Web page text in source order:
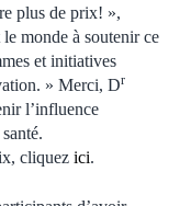
plus de prix! »,
monde à soutenir ce
et initiatives
» Merci, Dr
l’influence
cliquez ici.